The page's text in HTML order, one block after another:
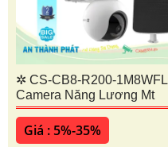
✲ CS-CB8-R200-1M8WFL
Camera Năng Lương Mt
Giá : 5%-35%